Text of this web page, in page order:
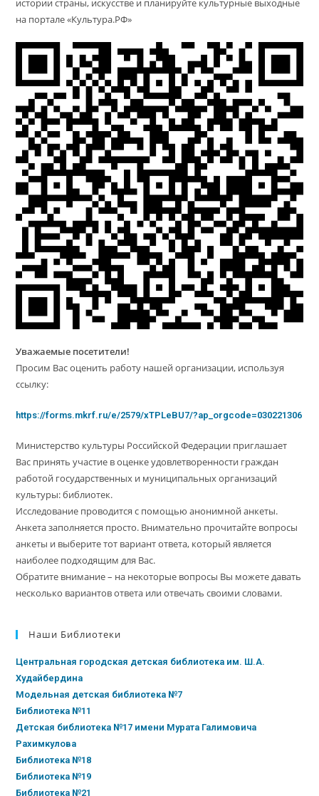
истории страны, искусстве и планируйте культурные выходные
на портале «Культура.РФ»
Уважаемые посетители!
Просим Вас оценить работу нашей организации, используя
ссылку:
https://forms.mkrf.ru/e/2579/xTPLeBU7/?ap_orgcode=030221306
Министерство культуры Российской Федерации приглашает
Вас принять участие в оценке удовлетворенности граждан
работой государственных и муниципальных организаций
культуры: библиотек.
Исследование проводится с помощью анонимной анкеты.
Анкета заполняется просто. Внимательно прочитайте вопросы
анкеты и выберите тот вариант ответа, который является
наиболее подходящим для Вас.
Обратите внимание – на некоторые вопросы Вы можете давать
несколько вариантов ответа или отвечать своими словами.
Наши Библиотеки
Центральная городская детская библиотека им. Ш.А.
Худайбердина
Модельная детская библиотека №7
Библиотека №11
Детская библиотека №17 имени Мурата Галимовича
Рахимкулова
Библиотека №18
Библиотека №19
Библиотека №21